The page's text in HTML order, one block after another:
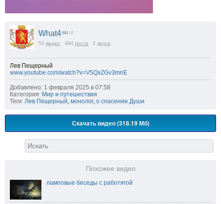
What4 681 | 0
53 видео 394 поста 2 друга
Лев Пещерный
www.youtube.com/watch?v=V5QxZGv3mnE
Добавлено: 1 февраля 2025 в 07:58
Категория: Мир и путешествия
Теги: Лев Пещерный, монолог, о спасении Души
Скачать видео (318.19 Мб)
Похожее видео
ламповые беседы с работягой